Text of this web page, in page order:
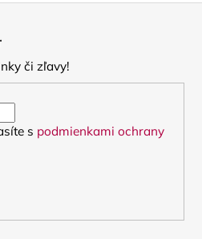
či zľavy!
s podmienkami ochrany